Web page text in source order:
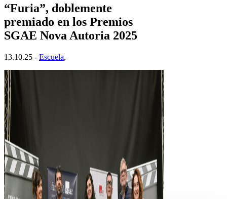
“Furia”, doblemente
premiado en los Premios
SGAE Nova Autoria 2025
13.10.25 - Escuela,